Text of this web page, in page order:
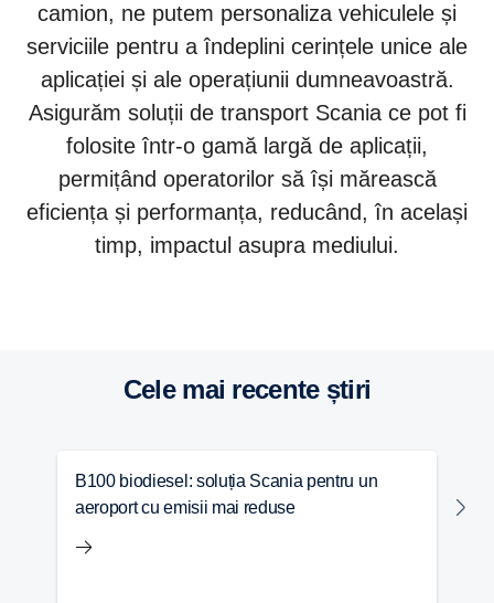
camion, ne putem personaliza vehiculele și
serviciile pentru a îndeplini cerințele unice ale
aplicației și ale operațiunii dumneavoastră.
Asigurăm soluții de transport Scania ce pot fi
folosite într-o gamă largă de aplicații,
permițând operatorilor să își mărească
eficiența și performanța, reducând, în același
timp, impactul asupra mediului.
Cele mai recente știri
B100 biodiesel: soluția Scania pentru un
aeroport cu emisii mai reduse